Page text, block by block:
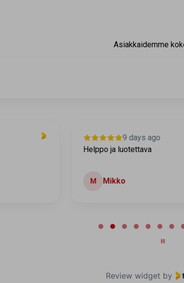
Asiakkaidemme
9 days ago
Helppo ja luotettava
Mikko
Review widget by